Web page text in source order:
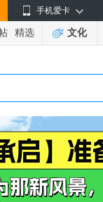
手机爱卡
精选 文化